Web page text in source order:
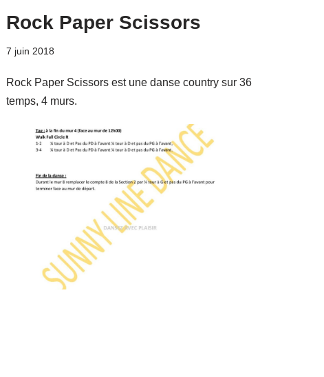
Rock Paper Scissors
7 juin 2018
Rock Paper Scissors est une danse country sur 36
temps, 4 murs.